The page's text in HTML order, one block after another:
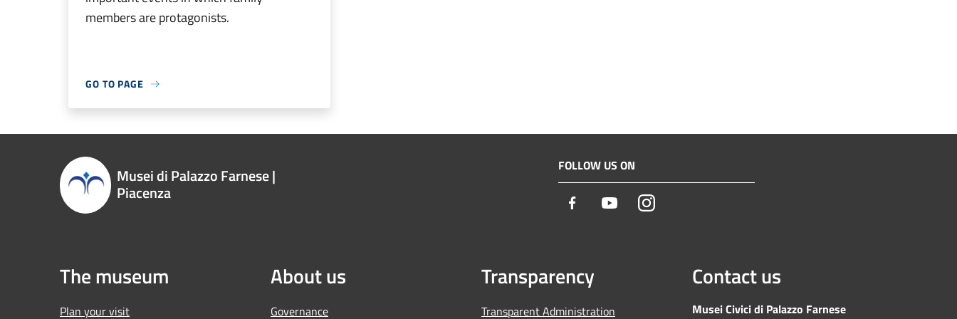
members are protagonists.
GO TO PAGE
Musei di Palazzo Farnese |
Piacenza
FOLLOW US ON
Facebook YoutubeInstagram
The museum
Plan your visit
About us
Governance
Transparency
Transparent Administration
Contact us
Musei Civici di Palazzo Farnese